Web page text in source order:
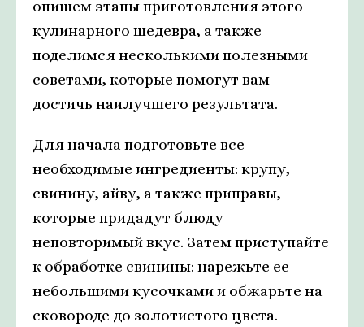
опишем этапы приготовления этого
кулинарного шедевра, а также
поделимся несколькими полезными
советами, которые помогут вам
достичь наилучшего результата.
Для начала подготовьте все
необходимые ингредиенты: крупу,
свинину, айву, а также приправы,
которые придадут блюду
неповторимый вкус. Затем приступайте
к обработке свинины: нарежьте ее
небольшими кусочками и обжарьте на
сковороде до золотистого цвета.